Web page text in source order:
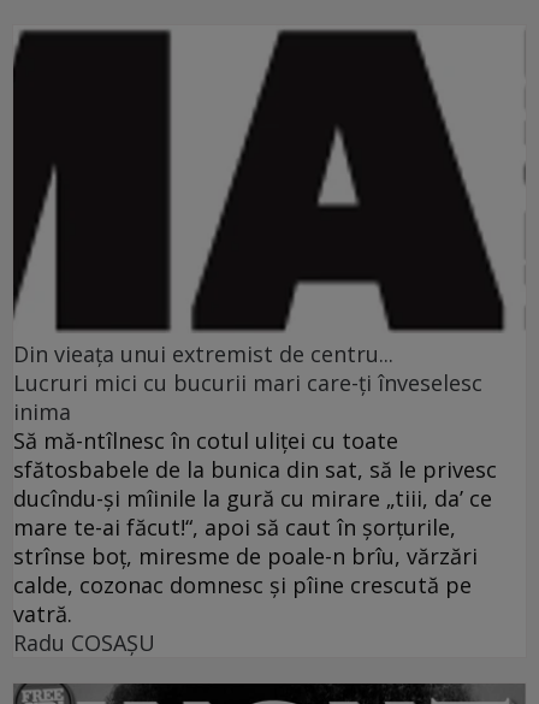
Din vieaţa unui extremist de centru...
Lucruri mici cu bucurii mari care-ţi înveselesc
inima
Să mă-ntîlnesc în cotul uliţei cu toate
sfătosbabele de la bunica din sat, să le privesc
ducîndu-şi mîinile la gură cu mirare „tiii, da’ ce
mare te-ai făcut!“, apoi să caut în şorţurile,
strînse boţ, miresme de poale-n brîu, vărzări
calde, cozonac domnesc şi pîine crescută pe
vatră.
Radu COSAŞU